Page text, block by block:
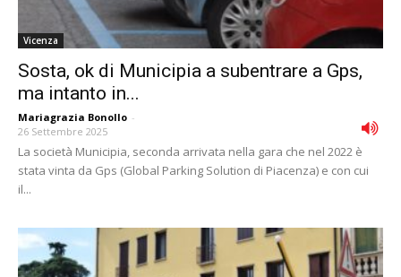
Vicenza
Sosta, ok di Municipia a subentrare a Gps,
ma intanto in...
Mariagrazia Bonollo -
26 Settembre 2025
La società Municipia, seconda arrivata nella gara che nel 2022 è
stata vinta da Gps (Global Parking Solution di Piacenza) e con cui
il...